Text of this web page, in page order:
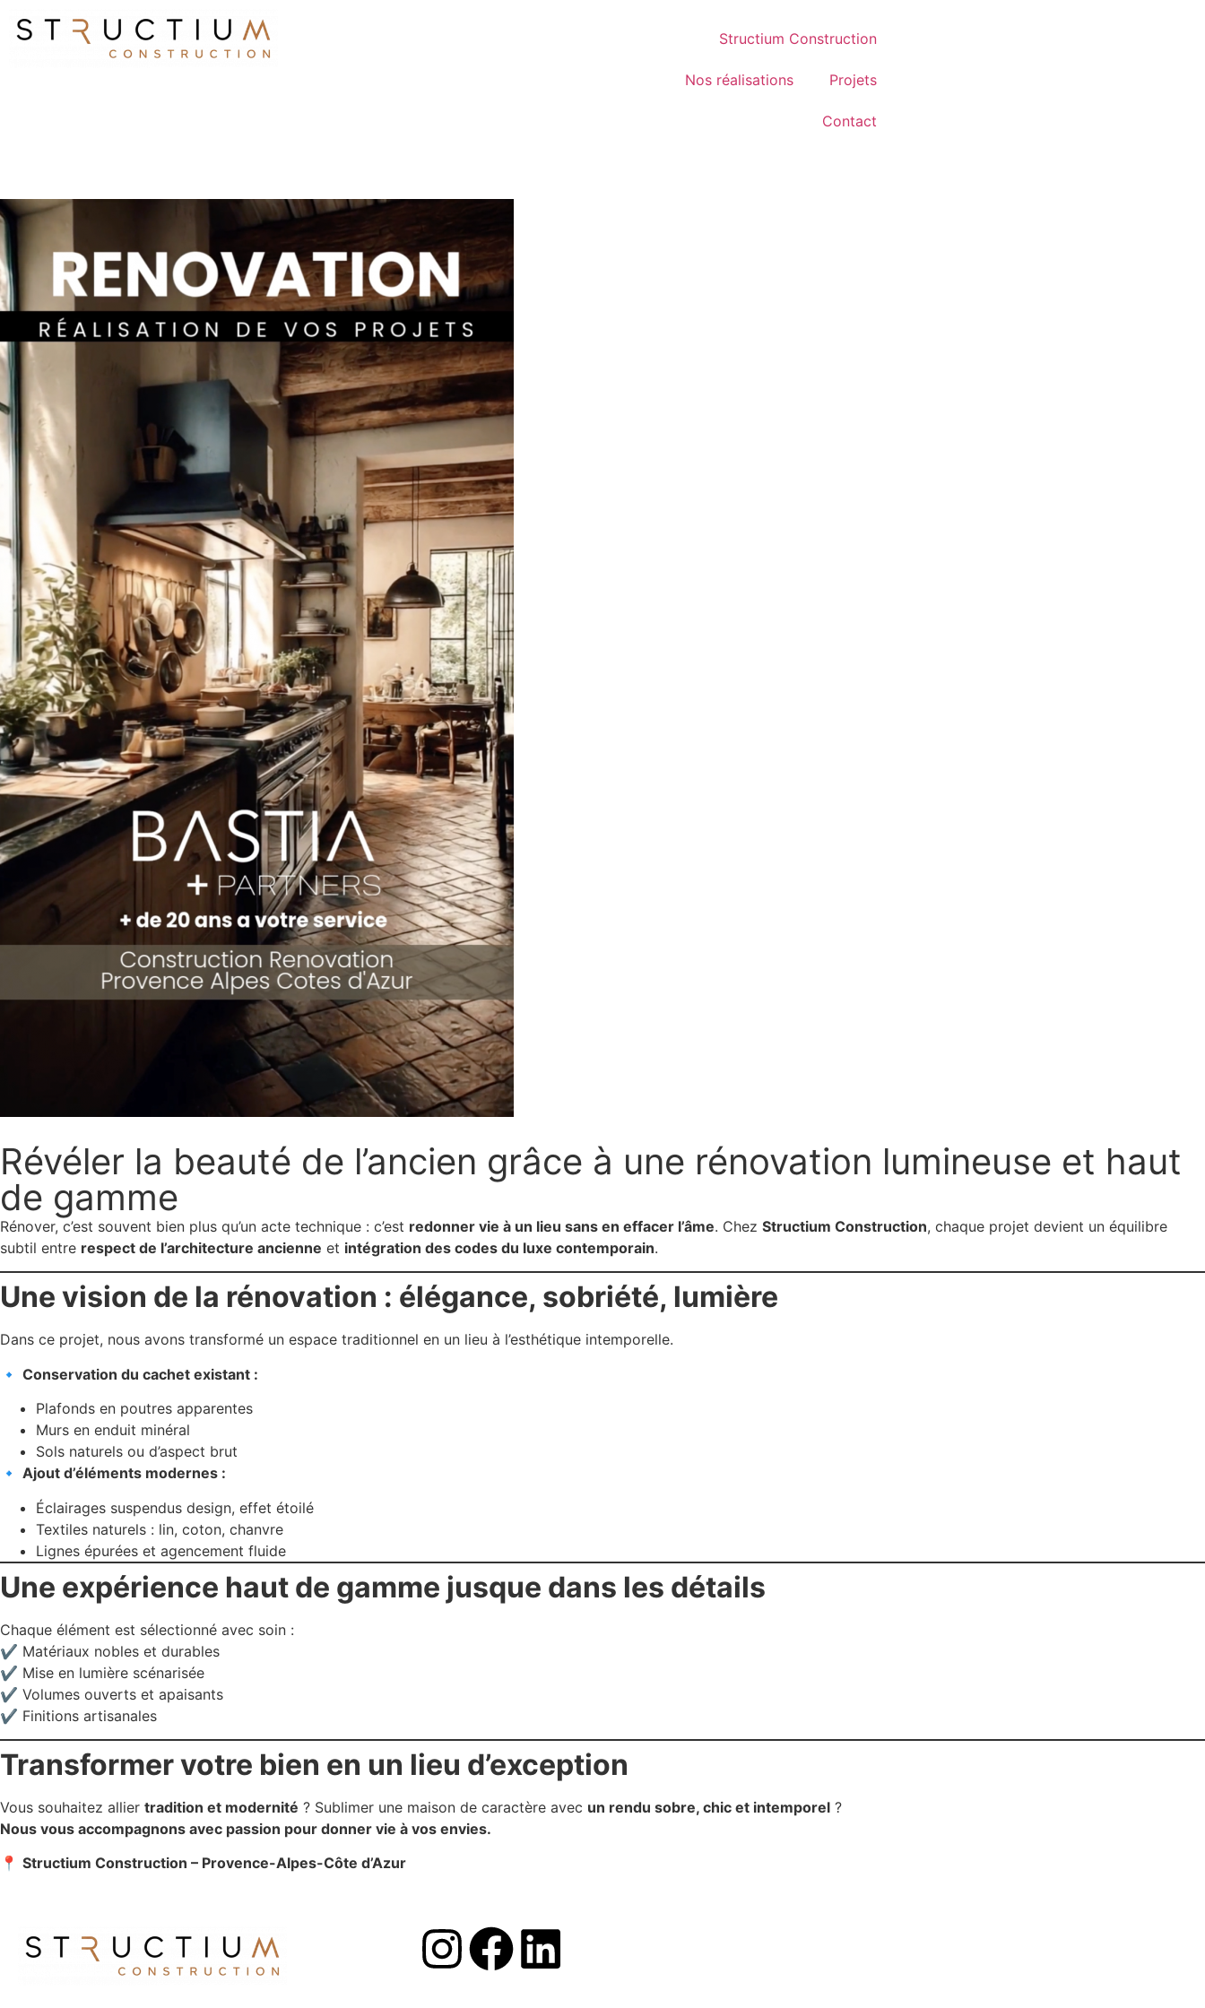
Structium Construction
Nos réalisations Projets
Contact
Révéler la beauté de l’ancien grâce à une rénovation lumineuse et haut
de gamme
Rénover, c’est souvent bien plus qu’un acte technique : c’est redonner vie à un lieu sans en effacer l’âme. Chez Structium Construction, chaque projet devient un équilibre
subtil entre respect de l’architecture ancienne et intégration des codes du luxe contemporain.
Une vision de la rénovation : élégance, sobriété, lumière
Dans ce projet, nous avons transformé un espace traditionnel en un lieu à l’esthétique intemporelle.
🔹 Conservation du cachet existant :
Plafonds en poutres apparentes
Murs en enduit minéral
Sols naturels ou d’aspect brut
🔹 Ajout d’éléments modernes :
Éclairages suspendus design, effet étoilé
Textiles naturels : lin, coton, chanvre
Lignes épurées et agencement fluide
Une expérience haut de gamme jusque dans les détails
Chaque élément est sélectionné avec soin :
✔️ Matériaux nobles et durables
✔️ Mise en lumière scénarisée
✔️ Volumes ouverts et apaisants
✔️ Finitions artisanales
Transformer votre bien en un lieu d’exception
Vous souhaitez allier tradition et modernité ? Sublimer une maison de caractère avec un rendu sobre, chic et intemporel ?
Nous vous accompagnons avec passion pour donner vie à vos envies.
📍 Structium Construction – Provence-Alpes-Côte d’Azur